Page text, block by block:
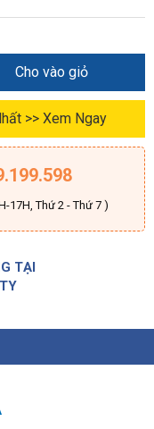
Cho vào giỏ
>> Xem Ngay
17H, Thứ 2 - Thứ 7 )
TẠI